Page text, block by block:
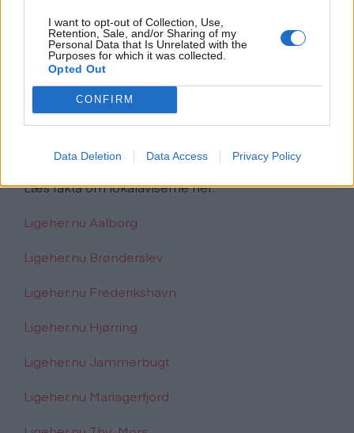
I want to opt-out of Collection, Use,
Retention, Sale, and/or Sharing of my
Personal Data that Is Unrelated with the
Purposes for which it was collected.
Opted Out
CONFIRM
Data Deletion Data Access Privacy Policy
Lokalaviser – lokale nyheder,
begivenheder og tilbud - hver
uge
Hver onsdag/torsdag udgiver og omdeler Det
Nordjyske Mediehus desuden 7 ligeher.nu-
Nordjylland.
Læs fakta om lokalaviserne her:
Ligeher.nu Aalborg
Ligeher.nu Brønderslev
Ligeher.nu Frederikshavn
Ligeher.nu Hjørring
Ligeher.nu Jammerbugt
Ligeher.nu Mariagerfjord